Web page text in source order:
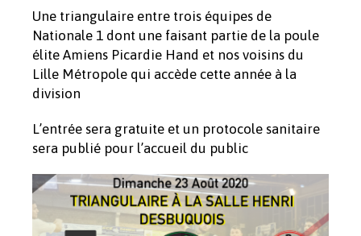
Une triangulaire entre trois équipes de
Nationale 1 dont une faisant partie de la poule
élite Amiens Picardie Hand et nos voisins du
Lille Métropole qui accède cette année à la
division
L’entrée sera gratuite et un protocole sanitaire
sera publié pour l’accueil du public